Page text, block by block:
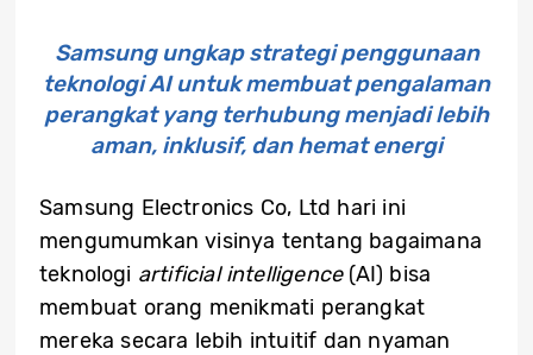
Samsung ungkap strategi penggunaan
teknologi AI untuk membuat pengalaman
perangkat yang terhubung menjadi lebih
aman, inklusif, dan hemat energi
Samsung Electronics Co, Ltd hari ini
mengumumkan visinya tentang bagaimana
teknologi artificial intelligence (AI) bisa
membuat orang menikmati perangkat
mereka secara lebih intuitif dan nyaman